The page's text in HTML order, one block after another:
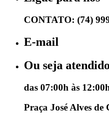
CONTATO: (74)
E-mail
Ou seja
das 07:00h às
Praça José Alves